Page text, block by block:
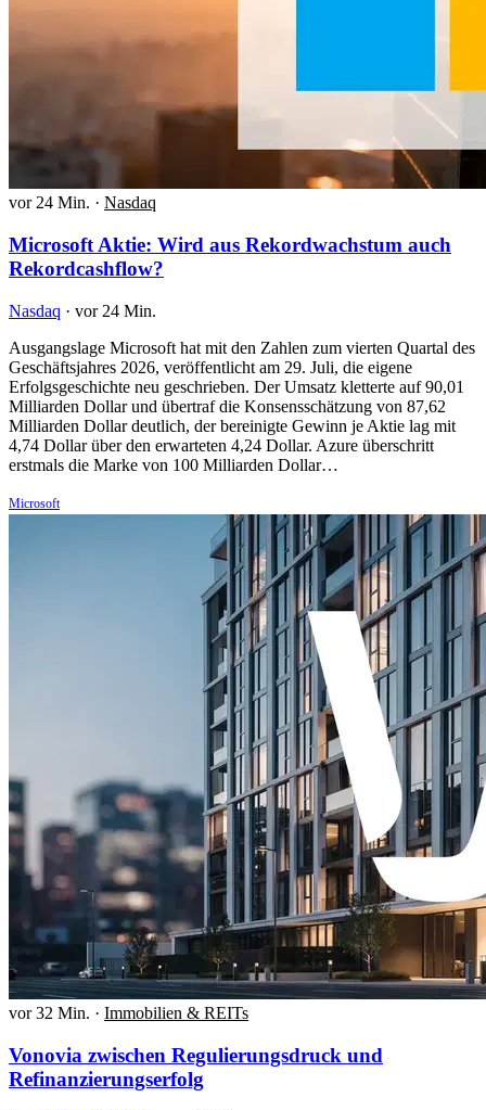
vor 24 Min. · Nasdaq
Microsoft Aktie: Wird aus Rekordwachstum auch
Rekordcashflow?
Nasdaq · vor 24 Min.
Ausgangslage Microsoft hat mit den Zahlen zum vierten Quartal des
Geschäftsjahres 2026, veröffentlicht am 29. Juli, die eigene
Erfolgsgeschichte neu geschrieben. Der Umsatz kletterte auf 90,01
Milliarden Dollar und übertraf die Konsensschätzung von 87,62
Milliarden Dollar deutlich, der bereinigte Gewinn je Aktie lag mit
4,74 Dollar über den erwarteten 4,24 Dollar. Azure überschritt
erstmals die Marke von 100 Milliarden Dollar…
Microsoft
vor 32 Min. · Immobilien & REITs
Vonovia zwischen Regulierungsdruck und
Refinanzierungserfolg